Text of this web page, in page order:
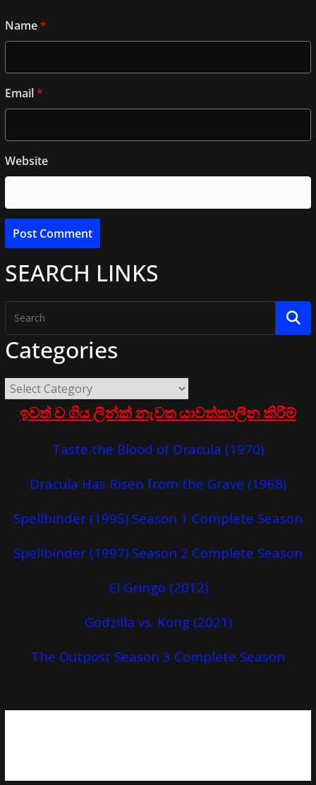
Name*
Email*
Website
SEARCH LINKS
Categories
ඉවත් ව ගිය ලින්ක් නැවත යාවත්කාලීන කිරීම්
Taste the Blood of Dracula (1970)
Dracula Has Risen from the Grave (1968)
Spellbinder (1995) Season 1 Complete Season
Spellbinder (1997) Season 2 Complete Season
El Gringo (2012)
Godzilla vs. Kong (2021)
The Outpost Season 3 Complete Season